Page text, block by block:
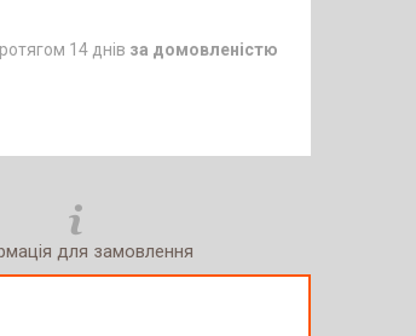
14 днів за домовленістю
для замовлення